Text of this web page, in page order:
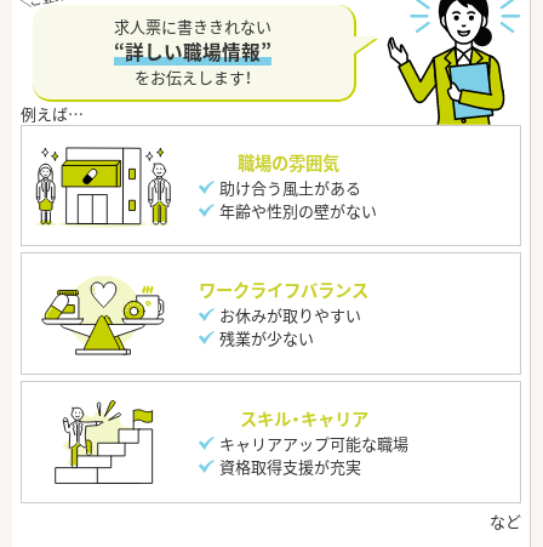
求人票に書ききれない
“詳しい職場情報”
をお伝えします！
職場の雰囲気
助け合う風土がある
年齢や性別の壁がない
ワークライフバランス
お休みが取りやすい
残業が少ない
スキル・キャリア
キャリアアップ可能な職場
資格取得支援が充実